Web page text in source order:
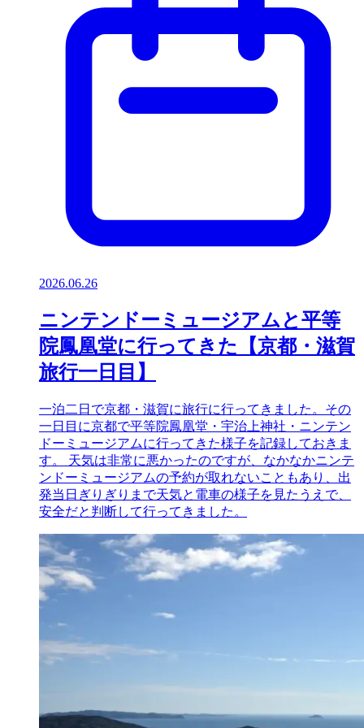
2026.06.26
ニンテンドーミュージアムと平等
院鳳凰堂に行ってきた【京都・滋賀
旅行一日目】
一泊二日で京都・滋賀に旅行に行ってきました。その
一日目に京都で平等院鳳凰堂・宇治上神社・ニンテン
ドーミュージアムに行ってきた様子を記録しておきま
す。 天気は非常に悪かったのですが、なかなかニンテ
ンドーミュージアムの予約が取れないこともあり、出
発当日ぎりぎりまで天気と電車の様子を見たうえで、
安全だと判断して行ってきました。